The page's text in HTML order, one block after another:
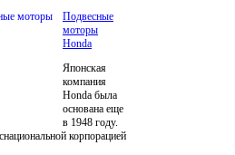
Подвесные
моторы
Honda
Японская
компания
Honda была
основана еще
в 1948 году.
корпорацией